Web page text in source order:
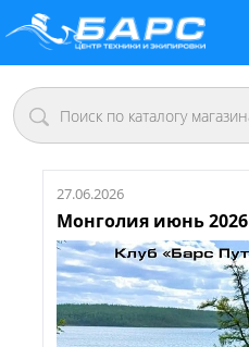
27.06.2026
Монголия июнь 2026